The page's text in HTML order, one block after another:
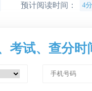
预计阅读时间： 4
考试、查分时